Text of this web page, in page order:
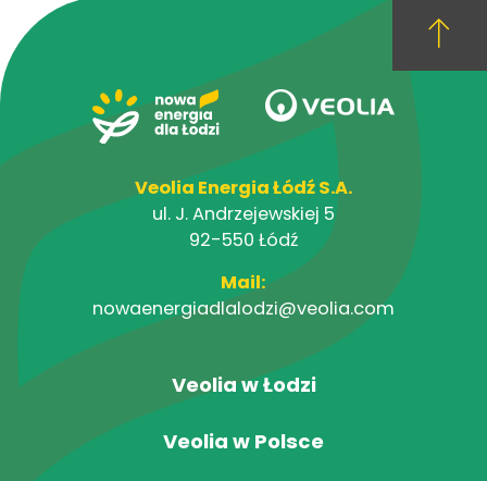
Veolia Energia Łódź S.A.
ul. J. Andrzejewskiej 5
92-550 Łódź
Mail:
nowaenergiadlalodzi@veolia.com
Veolia w Łodzi
Veolia w Polsce